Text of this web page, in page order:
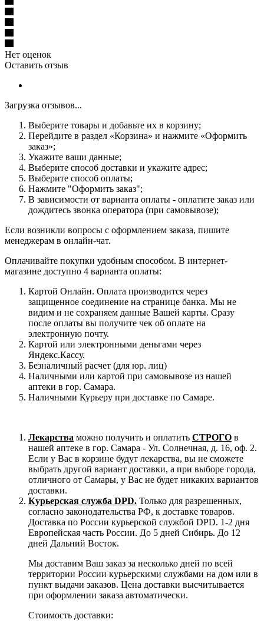
Нет оценок
Оставить отзыв
Загрузка отзывов...
Выберите товары и добавьте их в корзину;
Перейдите в раздел «Корзина» и нажмите «Оформить
заказ»;
Укажите ваши данные;
Выберите способ доставки и укажите адрес;
Выберите способ оплаты;
Нажмите "Оформить заказ";
В зависимости от варианта оплаты - оплатите заказ или
дождитесь звонка оператора (при самовывозе);
Если возникли вопросы с оформлением заказа, пишите
менеджерам в онлайн-чат.
Оплачивайте покупки удобным способом. В интернет-
магазине доступно 4 варианта оплаты:
Картой Онлайн. Оплата производится через
защищенное соединение на странице банка. Мы не
видим и не сохраняем данные Вашей карты. Сразу
после оплаты вы получите чек об оплате на
электронную почту.
Картой или электронными деньгами через
Яндекс.Кассу.
Безналичный расчет (для юр. лиц)
Наличными или картой при самовывозе из нашей
аптеки в гор. Самара.
Наличными Курьеру при доставке по Самаре.
Лекарства можно получить и оплатить СТРОГО в
нашей аптеке в гор. Самара - Ул. Солнечная, д. 16, оф. 2.
Если у Вас в корзине будут лекарства, вы не сможете
выбрать другой вариант доставки, а при выборе города,
отличного от Самары, у Вас не будет никаких вариантов
доставки.
Курьерская служба DPD. Только для разрешенных,
согласно законодательства РФ, к доставке товаров.
Доставка по России курьерской службой DPD. 1-2 дня
Европейская часть России. До 5 дней Сибирь. До 12
дней Дальний Восток.
Мы доставим Ваш заказ за несколько дней по всей
территории России курьерскими службами на дом или в
пункт выдачи заказов. Цена доставки высчитывается
при оформлении заказа автоматически.
Стоимость доставки: